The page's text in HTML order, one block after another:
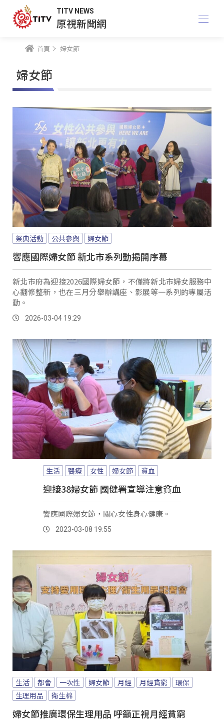
TITV NEWS
原視新聞網
首頁 婦女節
婦女節
祭典活動 公共參與 婦女節
響應國際婦女節 新北市系列動揭開序幕
新北市府為迎接2026國際婦女節，不僅將新北市婦女服務中
心翻修整新，也在三月分舉辦講座、影展等一系列的專屬活
動。
2026-03-04 19:29
生活 醫療 女性 婦女節 貧血
迎接38婦女節 國健署宣導注意貧血
響應國際婦女節，關心女性身心健康。
2023-03-08 19:55
生活 都會 一次性 婦女節 月經 月經貧窮
環保
生理用品
衛生棉
婦女節推廣環保生理用品 呼籲正視月經貧窮